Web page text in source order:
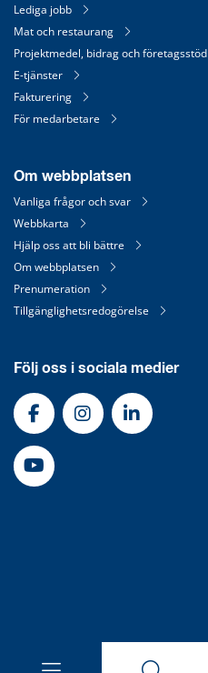
Lediga jobb
Mat och restaurang
Projektmedel, bidrag och företagsstöd
E-tjänster
Fakturering
För medarbetare
Om webbplatsen
Vanliga frågor och svar
Webbkarta
Hjälp oss att bli bättre
Om webbplatsen
Prenumeration
Tillgänglighetsredogörelse
Följ oss i sociala medier